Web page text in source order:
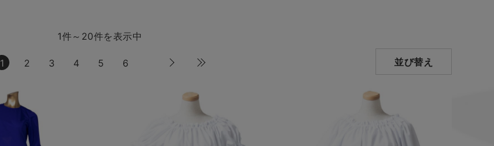
1件～20件を表示中
1 2 3 4 5 6 並び替え